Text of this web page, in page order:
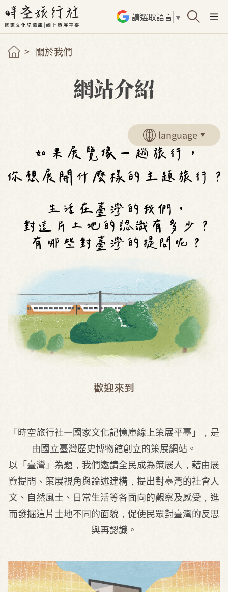
請選取語言 ▼
關於我們
網站介紹
language
歡迎來到
「時空旅行社—國家文化記憶庫線上策展平臺」，是
由國立臺灣歷史博物館創立的策展網站。
以「臺灣」為題，我們邀請全民成為策展人，藉由展
覽提問、策展視角與論述建構，提出對臺灣的社會人
文、自然風土、日常生活等各面向的觀察及感受，進
而發掘這片土地不同的面貌，促使民眾對臺灣的反思
與再認識。